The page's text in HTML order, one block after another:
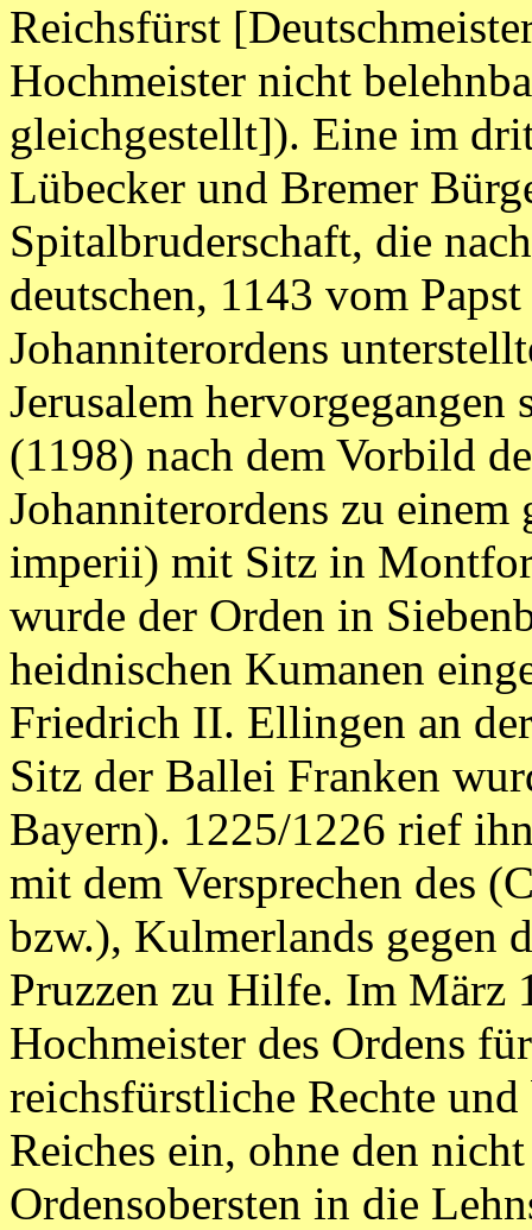
Reichsfürst
Hochmeister nicht
gleichgestellt]). Eine im
Lübecker und Bremer
Spitalbruderschaft, die
deutschen, 1143 vom
Johanniterordens
Jerusalem
(1198) nach dem Vorbild
Johanniterordens zu
imperii) mit Sitz in
wurde der Orden in
heidnischen Kumanen
Friedrich II. Ellingen an
Sitz der Ballei Franken
Bayern). 1225/1226 rief
mit dem Versprechen des
bzw.), Kulmerlands gegen
Pruzzen zu Hilfe. Im März
Hochmeister des Ordens
reichsfürstliche Rechte
Reiches ein, ohne den
Ordensobersten in die